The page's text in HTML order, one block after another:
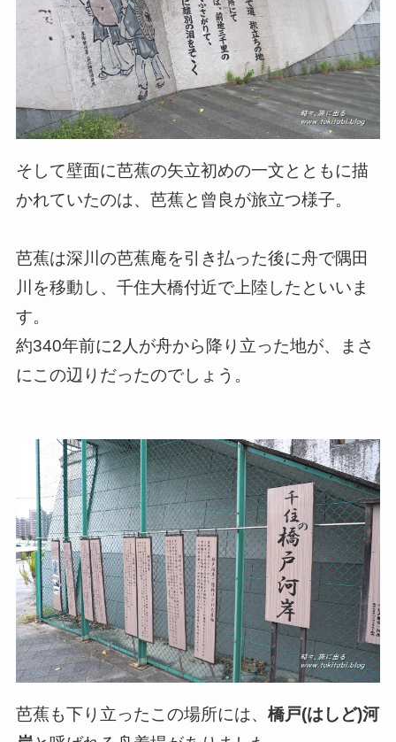
そして壁面に芭蕉の矢立初めの一文とともに描
かれていたのは、芭蕉と曾良が旅立つ様子。
芭蕉は深川の芭蕉庵を引き払った後に舟で隅田
川を移動し、千住大橋付近で上陸したといいま
す。
約340年前に2人が舟から降り立った地が、まさ
にこの辺りだったのでしょう。
芭蕉も下り立ったこの場所には、 橋戸(はしど)河